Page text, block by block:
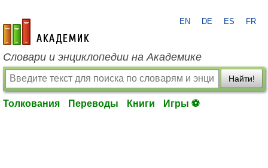
academic.ru
EN DE ES FR
Словари и энциклопедии на Академике
Найти!
Толкования Переводы Книги Игры ⚽